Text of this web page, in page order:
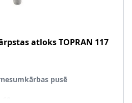
atloksTOPRAN 117
pusē